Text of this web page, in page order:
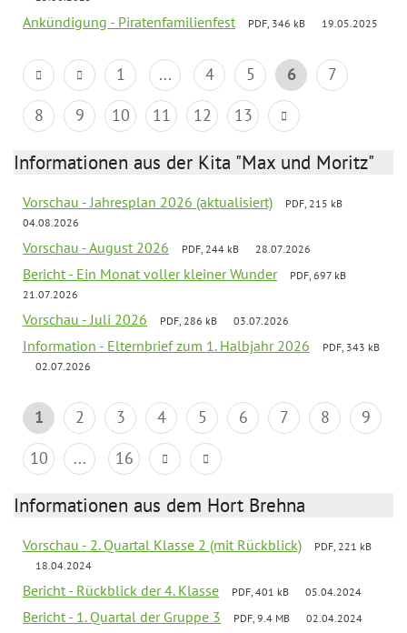
Ankündigung - Piratenfamilienfest PDF, 346 kB 19.05.2025
1 ... 4 5 6
7
8
9 10 11 12 13
Informationen aus der Kita "Max und Moritz"
Vorschau - Jahresplan 2026 (aktualisiert)
PDF, 215 kB
04.08.2026
Vorschau - August 2026 PDF, 244 kB 28.07.2026
Bericht - Ein Monat voller kleiner Wunder
PDF, 697 kB
21.07.2026
Vorschau - Juli 2026 PDF, 286 kB 03.07.2026
Information - Elternbrief zum 1. Halbjahr 2026
PDF, 343 kB
02.07.2026
1 2 3 4 5 6 7 8
9
10
... 16
Informationen aus dem Hort Brehna
Vorschau - 2. Quartal Klasse 2 (mit Rückblick)
PDF, 221 kB
18.04.2024
Bericht - Rückblick der 4. Klasse PDF, 401 kB 05.04.2024
Bericht - 1. Quartal der Gruppe 3 PDF, 9.4 MB 02.04.2024